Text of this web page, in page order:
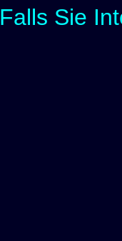
Falls Sie